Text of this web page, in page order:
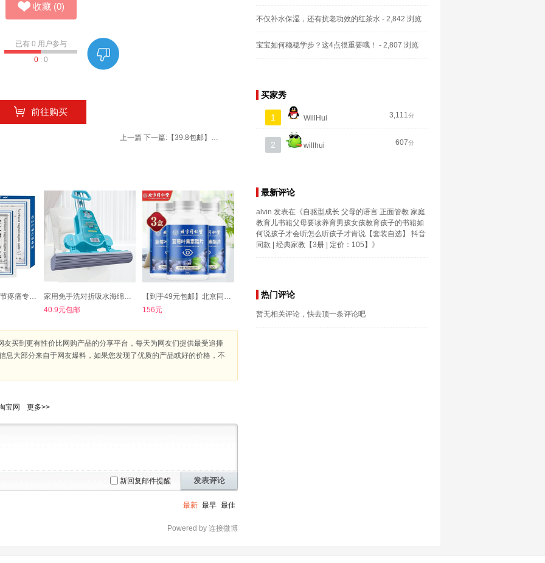
收藏 (0)
已有 0 用户参与
0: 0
前往购买
上一篇 下一篇:
【第三件0.1】关节疼痛专用膏贴
40.9元包邮
156元
买到更有性价比网购产品的分享平台，每天为网友们提供最受追捧
息大部分来自于网友爆料，如果您发现了优质的产品或好的价格，不
宝网 更多>>
新回复邮件提醒 发表评论
最新 最早 最佳
Powered by 连接微博
不仅补水保湿，还有抗老功效的红茶水- 2,842 浏览
宝宝如何稳稳学步？这4点很重要哦！ - 2,807 浏览
买家秀
1 WillHui 3,111分
2 willhui 607分
最新评论
alvin 发表在《自驱型成长 父母的语言 正面管教 家庭
教育儿书籍父母要读养育男孩女孩教育孩子的书籍如
何说孩子才会听怎么听孩子才肯说【套装自选】 抖音
同款 | 经典家教【3册 | 定价：105】 》
热门评论
暂无相关评论，快去顶一条评论吧